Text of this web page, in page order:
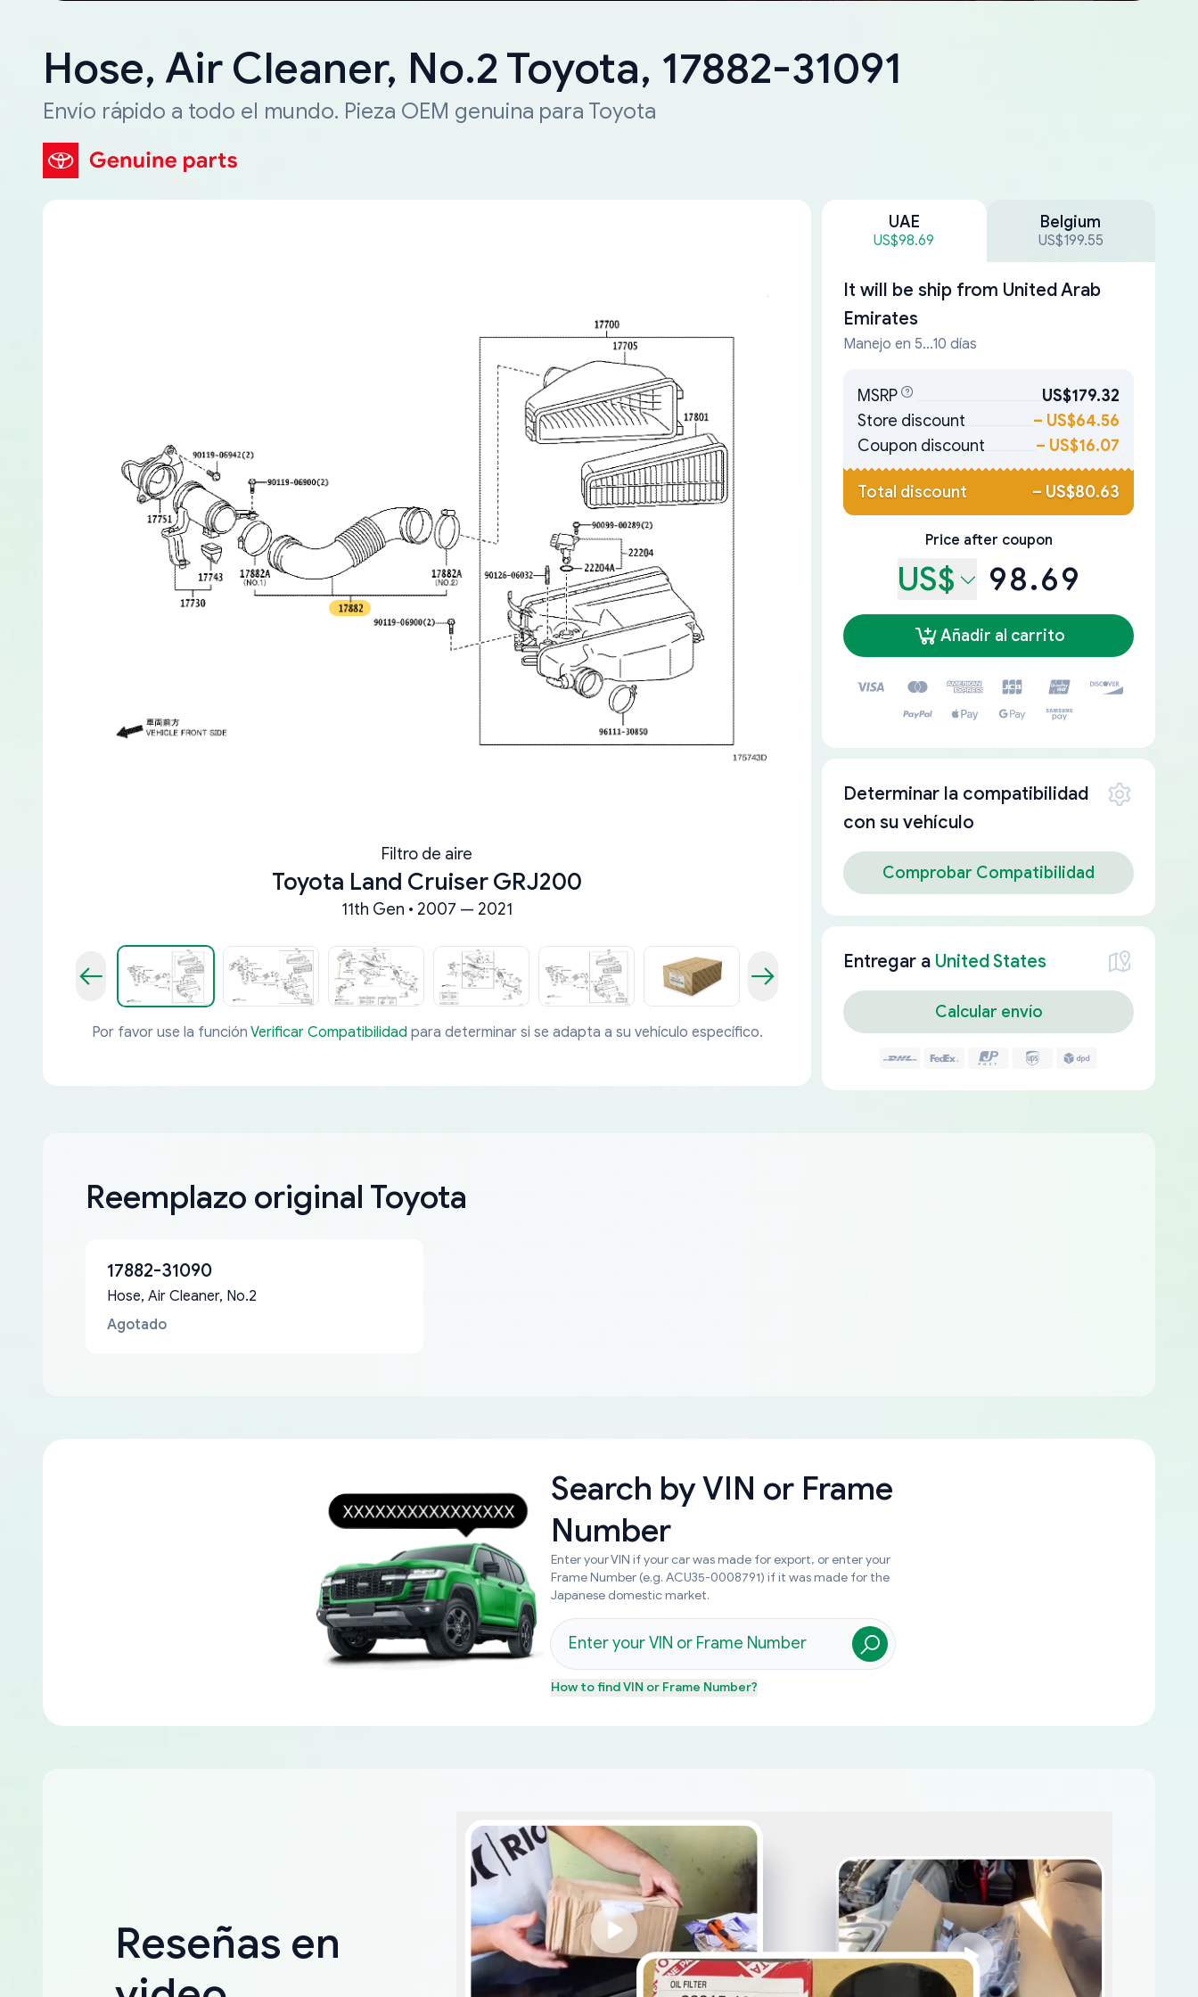
Hose, Air Cleaner, No.2 Toyota, 17882-31091
Envío rápido a todo el mundo. Pieza OEM genuina para Toyota
Filtro de aire
Toyota Land Cruiser GRJ200
11th Gen • 2007 — 2021
Por favor use la función Verificar Compatibilidad para determinar si se adapta a su vehículo específico.
UAE
US$98.69
Belgium
US$199.55
It will be ship from United Arab
Emirates
Manejo en 5...10 días
MSRP
US$179.32
Store discount
– US$64.56
Coupon discount
– US$16.07
Total discount – US$80.63
Price after coupon
US$ 98.69
Añadir al carrito
Determinar la compatibilidad
con su vehículo
Comprobar Compatibilidad
Entregar a United States
Calcular envío
Reemplazo original Toyota
17882-31090
Hose, Air Cleaner, No.2
Agotado
Search byVIN or Frame
Number
Enter your VIN if your car was made for export, or enter your
Frame Number (e.g. ACU35-0008791) if it was made for the
Japanese domestic market.
How to findVIN or Frame Number?
Reseñas en